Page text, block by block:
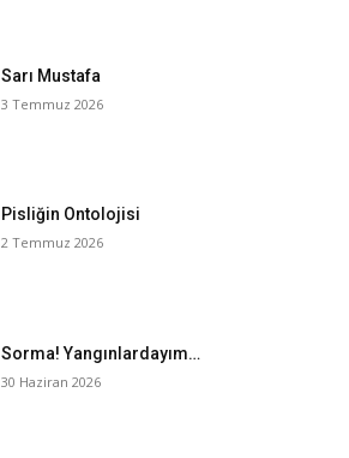
Sarı Mustafa
3 Temmuz 2026
Pisliğin Ontolojisi
2 Temmuz 2026
Sorma! Yangınlardayım…
30 Haziran 2026